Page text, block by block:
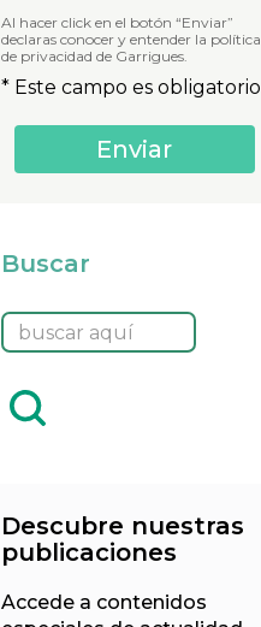
Al hacer click en el botón “Enviar”
declaras conocer y entender la política
de privacidad de Garrigues.
* Este campo es obligatorio
Buscar
Descubre nuestras
publicaciones
Accede a contenidos